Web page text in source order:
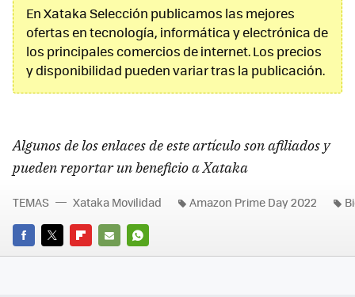
En Xataka Selección publicamos las mejores
ofertas en tecnología, informática y electrónica de
los principales comercios de internet. Los precios
y disponibilidad pueden variar tras la publicación.
Algunos de los enlaces de este artículo son afiliados y
pueden reportar un beneficio a Xataka
FACEBOOK
TWITTERFLIPBOARD
E-
WHATSAPP
TEMAS Xataka Movilidad Amazon Prime Day 2022